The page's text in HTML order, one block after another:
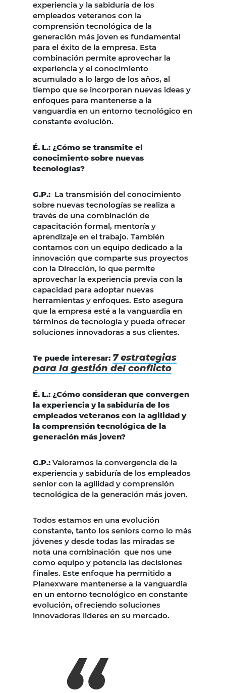
experiencia y la sabiduría de los
empleados veteranos con la
comprensión tecnológica de la
generación más joven es fundamental
para el éxito de la empresa. Esta
combinación permite aprovechar la
experiencia y el conocimiento
acumulado a lo largo de los años, al
tiempo que se incorporan nuevas ideas y
enfoques para mantenerse a la
vanguardia en un entorno tecnológico en
constante evolución.
É. L.: ¿Cómo se transmite el
conocimiento sobre nuevas
tecnologías?
G.P.: La transmisión del conocimiento
sobre nuevas tecnologías se realiza a
través de una combinación de
capacitación formal, mentoría y
aprendizaje en el trabajo. También
contamos con un equipo dedicado a la
innovación que comparte sus proyectos
con la Dirección, lo que permite
aprovechar la experiencia previa con la
capacidad para adoptar nuevas
herramientas y enfoques. Esto asegura
que la empresa esté a la vanguardia en
términos de tecnología y pueda ofrecer
soluciones innovadoras a sus clientes.
Te puede interesar: 7 estrategias
para la gestión del conflicto
É. L.: ¿Cómo consideran que convergen
la experiencia y la sabiduría de los
empleados veteranos con la agilidad y
la comprensión tecnológica de la
generación más joven?
G.P.: Valoramos la convergencia de la
experiencia y sabiduría de los empleados
senior con la agilidad y comprensión
tecnológica de la generación más joven.
Todos estamos en una evolución
constante, tanto los seniors como lo más
jóvenes y desde todas las miradas se
nota una combinación que nos une
como equipo y potencia las decisiones
finales. Este enfoque ha permitido a
Planexware mantenerse a la vanguardia
en un entorno tecnológico en constante
evolución, ofreciendo soluciones
innovadoras lideres en su mercado.